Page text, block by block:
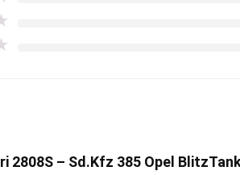
2808S – Sd.Kfz 385 Opel